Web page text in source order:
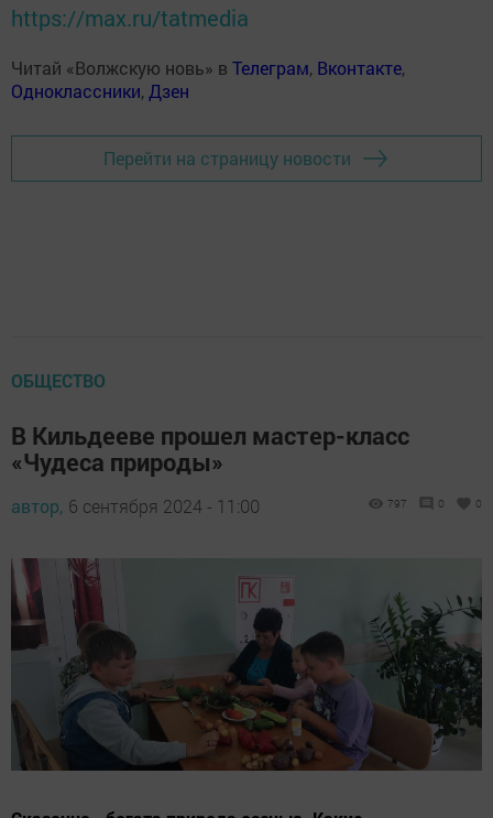
https://max.ru/tatmedia
Читай «Волжскую новь» в Телеграм, Вконтакте,
Одноклассники, Дзен
Перейти на страницу новости
ОБЩЕСТВО
В Кильдееве прошел мастер-класс
«Чудеса природы»
автор, 6 сентября 2024 - 11:00 797 0 0